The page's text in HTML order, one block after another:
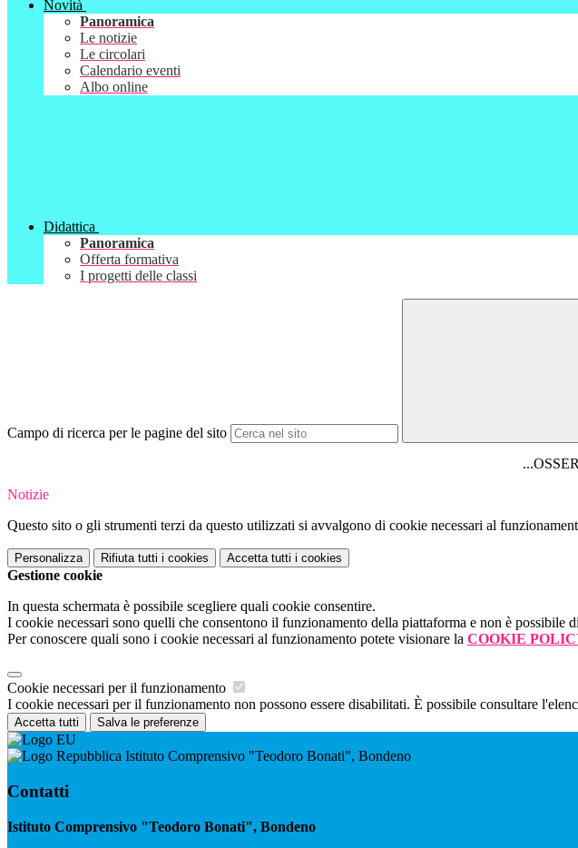
Novità
Panoramica
Le notizie
Le circolari
Calendario eventi
Albo online
Didattica
Panoramica
Offerta formativa
I progetti delle classi
Campo di ricerca per le pagine del sito
Notizie
Questo sito o gli strumenti terzi da questo utilizzati si avvalgono di cookie necessari al
Personalizza Rifiuta tutti i cookies Accetta tutti i cookies
Gestione cookie
In questa schermata è possibile scegliere quali cookie consentire.
I cookie necessari sono quelli che consentono il funzionamento della piattaforma e non è possibile
Per conoscere quali sono i cookie necessari al funzionamento potete visionare la COOKIE
Cookie necessari per il funzionamento
I cookie necessari per il funzionamento non possono essere disabilitati. È possibile consultare
Accetta tutti Salva le preferenze
Istituto Comprensivo "Teodoro Bonati", Bondeno
Contatti
Istituto Comprensivo "Teodoro Bonati", Bondeno